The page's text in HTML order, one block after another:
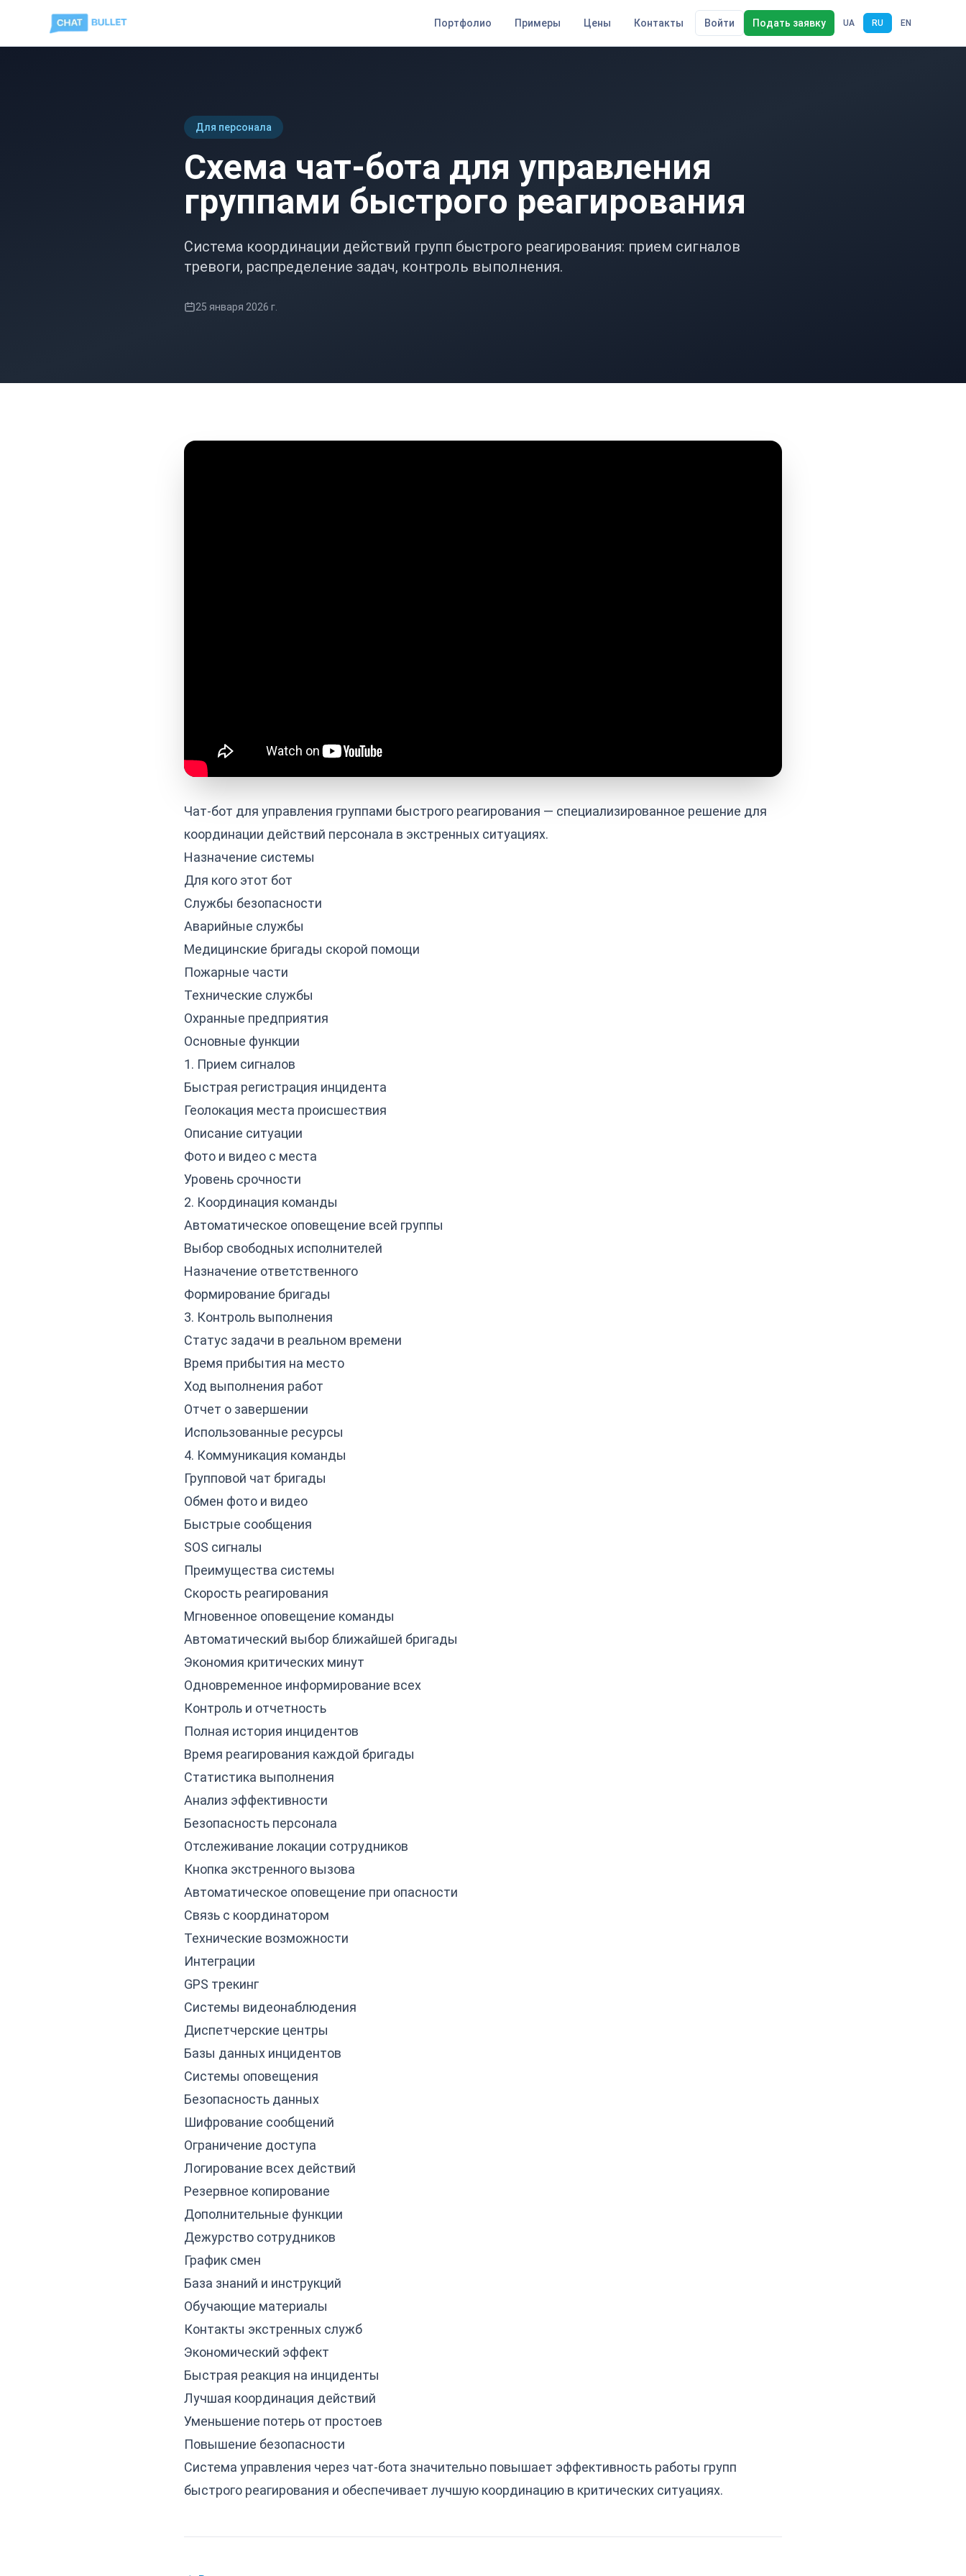
Портфолио Примеры Цены Контакты Войти Подать заявку UA RU EN
Для персонала
Схема чат-бота для управления
группами быстрого реагирования
Система координации действий групп быстрого реагирования: прием сигналов
тревоги, распределение задач, контроль выполнения.
25 января 2026 г.
Чат-бот для управления группами быстрого реагирования — специализированное решение для
координации действий персонала в экстренных ситуациях.
Назначение системы
Для кого этот бот
Службы безопасности
Аварийные службы
Медицинские бригады скорой помощи
Пожарные части
Технические службы
Охранные предприятия
Основные функции
1. Прием сигналов
Быстрая регистрация инцидента
Геолокация места происшествия
Описание ситуации
Фото и видео с места
Уровень срочности
2. Координация команды
Автоматическое оповещение всей группы
Выбор свободных исполнителей
Назначение ответственного
Формирование бригады
3. Контроль выполнения
Статус задачи в реальном времени
Время прибытия на место
Ход выполнения работ
Отчет о завершении
Использованные ресурсы
4. Коммуникация команды
Групповой чат бригады
Обмен фото и видео
Быстрые сообщения
SOS сигналы
Преимущества системы
Скорость реагирования
Мгновенное оповещение команды
Автоматический выбор ближайшей бригады
Экономия критических минут
Одновременное информирование всех
Контроль и отчетность
Полная история инцидентов
Время реагирования каждой бригады
Статистика выполнения
Анализ эффективности
Безопасность персонала
Отслеживание локации сотрудников
Кнопка экстренного вызова
Автоматическое оповещение при опасности
Связь с координатором
Технические возможности
Интеграции
GPS трекинг
Системы видеонаблюдения
Диспетчерские центры
Базы данных инцидентов
Системы оповещения
Безопасность данных
Шифрование сообщений
Ограничение доступа
Логирование всех действий
Резервное копирование
Дополнительные функции
Дежурство сотрудников
График смен
База знаний и инструкций
Обучающие материалы
Контакты экстренных служб
Экономический эффект
Быстрая реакция на инциденты
Лучшая координация действий
Уменьшение потерь от простоев
Повышение безопасности
Система управления через чат-бота значительно повышает эффективность работы групп
быстрого реагирования и обеспечивает лучшую координацию в критических ситуациях.